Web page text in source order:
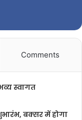
Comments
स्वागत
बक्सर में होगा